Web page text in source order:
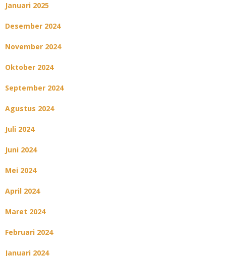
Januari 2025
Desember 2024
November 2024
Oktober 2024
September 2024
Agustus 2024
Juli 2024
Juni 2024
Mei 2024
April 2024
Maret 2024
Februari 2024
Januari 2024